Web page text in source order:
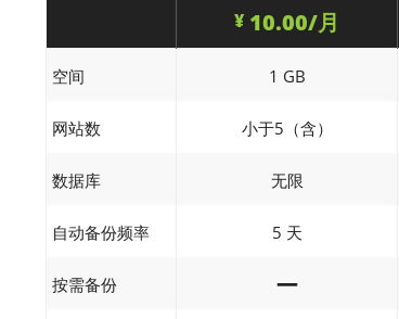
¥ 10.00/月
空间 1 GB
网站数 小于5（含）
数据库 无限
自动备份频率 5 天
按需备份 —